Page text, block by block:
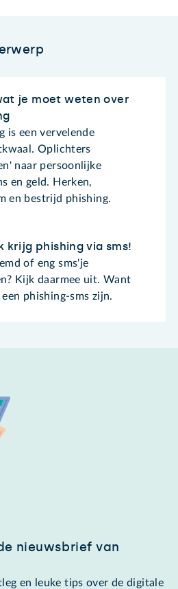
je moet weten over
is een vervelende
Oplichters
naar persoonlijke
en geld. Herken,
en bestrijd phishing.
krijg phishing via sms!
of eng sms'je
Kijk daarmee uit. Want
phishing-sms zijn.
nieuwsbrief van
en leuke tips over de digitale